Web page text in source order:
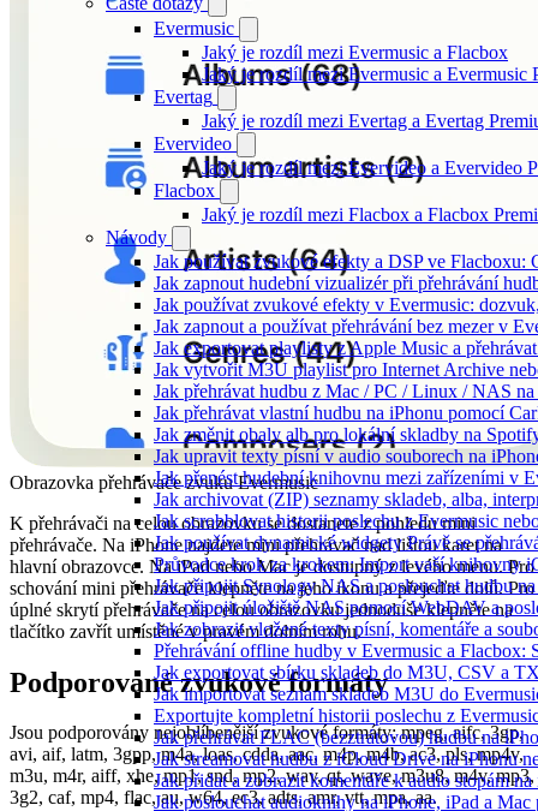
Evermusic
Jaký je rozdíl mezi Evermusic a Flacbox
Jaký je rozdíl mezi Evermusic a Evermusic
Evertag
Jaký je rozdíl mezi Evertag a Evertag
Evervideo
Jaký je rozdíl mezi Evervideo a Evervideo
Flacbox
Jaký je rozdíl mezi Flacbox a Flacbox
Návody
Jak používat zvukové efekty a DSP ve Flacboxu:
Jak zapnout hudební vizualizér při přehrávání
Jak používat zvukové efekty v Evermusic:
Jak zapnout a používat přehrávání bez mezer v
Jak exportovat playlisty z Apple Music a
Jak vytvořit M3U playlist pro Internet Archive
Jak přehrávat hudbu z Mac / PC / Linux / NAS
Jak přehrávat vlastní hudbu na iPhonu pomocí
Jak změnit obaly alb pro lokální skladby na
Jak upravit texty písní v audio souborech na
Jak přenést hudební knihovnu mezi zařízeními v
Jak archivovat (ZIP) seznamy skladeb, alba,
Jak scrobblovat historii poslechu z Evermusic
Jak používat dynamické widgety Právě se
Průvodce krok za krokem: Import vaší knihovny
Jak připojit Synology NAS a poslouchat hudbu
Jak připojit úložiště NAS pomocí WebDAV a
Jak zobrazit vložené texty písní, komentáře a
Přehrávání offline hudby v Evermusic a Flacbox:
Jak exportovat sbírku skladeb do M3U, CSV a
Jak importovat seznam skladeb M3U do
Exportujte kompletní historii poslechu z
Jak přehrávat FLAC (bezztrátovou) hudbu na
Jak streamovat hudbu z iCloud Drive na iPhonu
Jak přidat a zobrazit komentáře k audio stopám
Jak poslouchat audioknihy na iPhone, iPad a
Obrazovka přehrávače zvuku Evermusic
K přehrávači na celou obrazovku se dostanete z pohledu mini
přehrávače. Na iPhone najdete mini přehrávač nad lištou karet na
hlavní obrazovce. Na iPad nebo Mac je dostupný z levého menu. Pro
schování mini přehrávače klepněte na jeho ikonu a přejeďte dolů. Pro
úplné skrytí přehrávače na celou obrazovku jednoduše klepněte na
tlačítko zavřít umístěné v pravém dolním rohu.
Podporované zvukové formáty
Jsou podporovány nejoblíbenější zvukové formáty: mpeg, aifc, 3gp,
avi, aif, latm, 3gpp, m4a, loas, cdda, aac, m4p, m4b, ac3, pls, mp4v,
m3u, m4r, aiff, xhe, mp1, snd, mp2, wav, qt, wave, m3u8, m4v, mp3,
3g2, caf, mp4, flac, au, w64, ec3, adts, amr, vtt, mpa, aa.